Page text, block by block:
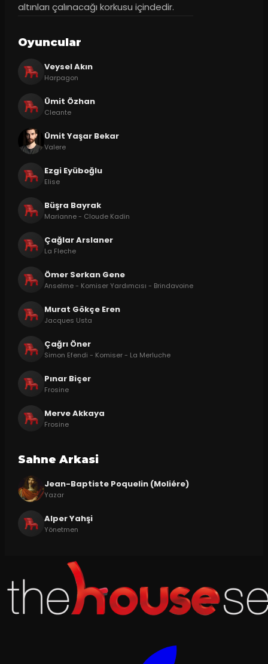
altınları çalınacağı korkusu içindedir.
Oyuncular
Veysel Akın
Harpagon
Ümit Özhan
Cleante
Ümit Yaşar Bekar
Valere
Ezgi Eyüboğlu
Elise
Büşra Bayrak
Marianne - Cloude Kadin
Çağlar Arslaner
La Fleche
Ömer Serkan Gene
Anselme - Komiser Yardımcısı - Brindavoine
Murat Gökçe Eren
Jacques Usta
Çağrı Öner
Simon Efendi - Komiser - La Merluche
Pınar Biçer
Frosine
Merve Akkaya
Frosine
Sahne Arkasi
Jean-Baptiste Poquelin (Moliére)
Yazar
Alper Yahşi
Yönetmen